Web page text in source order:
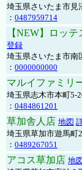
埼玉県さいたま市見
： 0487959714
【NEW】ロッ
登録
埼玉県さいたま市南
： 0000000000
マルイファミリ
埼玉県志木市本町
： 0484861201
草加舎人店 地図
埼玉県草加市遊馬町
： 0489267051
アコス草加店 地図